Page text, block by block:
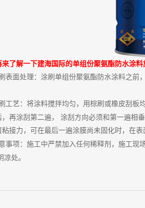
来了解一下建海国际的单组份聚氨酯防水涂料
表面处理：涂刷单组份聚氨酯防水涂料之前
工艺：将涂料搅拌均匀，用棕刷或橡皮刮板
，再涂刮第二遍， 涂刮方向必须和第一遍相
粘接力，可在最后一遍涂膜尚未固化时，在
事项：施工中严禁加入任何稀释剂，施工现
凉处。